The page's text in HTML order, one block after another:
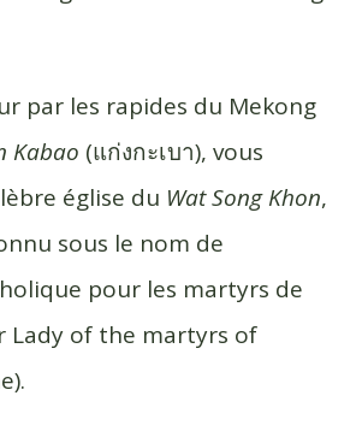
par les rapides du Mekong
Kabao (แก่งกะเบา), vous
église du Wat Song Khon,
sous le nom de
pour les martyrs de
Lady of the martyrs of